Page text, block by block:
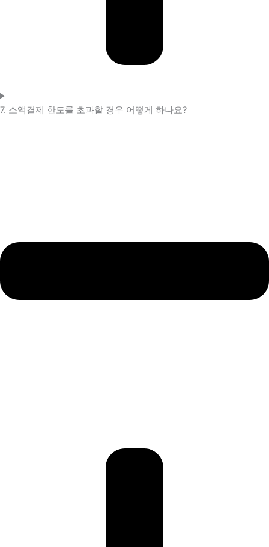
7. 소액결제 한도를 초과할 경우 어떻게 하나요?